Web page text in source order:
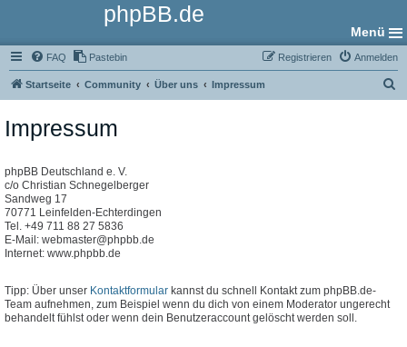
phpBB.de
Menü
FAQ Pastebin Anmelden
Registrieren
Startseite Community Über uns Impressum
Impressum
phpBB Deutschland e. V.
c/o Christian Schnegelberger
Sandweg 17
70771 Leinfelden-Echterdingen
Tel. +49 711 88 27 5836
E-Mail: webmaster@phpbb.de
Internet: www.phpbb.de
Tipp: Über unser Kontaktformular kannst du schnell Kontakt zum phpBB.de-
Team aufnehmen, zum Beispiel wenn du dich von einem Moderator ungerecht
behandelt fühlst oder wenn dein Benutzeraccount gelöscht werden soll.